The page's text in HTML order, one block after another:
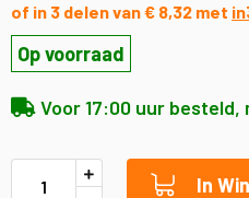
of in 3 delen van € 8,32 met
Op voorraad
Voor 17:00 uur besteld,
In